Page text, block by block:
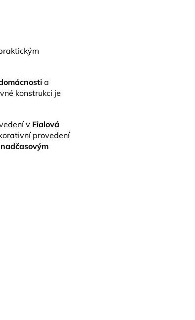
a
konstrukci je
v Fialová
provedení
nadčasovým